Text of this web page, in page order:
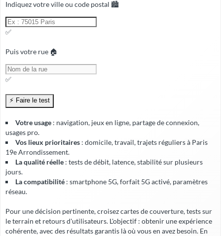
Indiquez votre ville ou code postal 🏙️
✅
Puis votre rue 🏠
✅
Votre usage : navigation, jeux en ligne, partage de connexion,
usages pro.
Vos lieux prioritaires : domicile, travail, trajets réguliers à Paris
19e Arrondissement.
La qualité réelle : tests de débit, latence, stabilité sur plusieurs
jours.
La compatibilité : smartphone 5G, forfait 5G activé, paramètres
réseau.
Pour une décision pertinente, croisez cartes de couverture, tests sur
le terrain et retours d'utilisateurs. L'objectif : obtenir une expérience
cohérente, avec des résultats garantis là où vous en avez besoin. En